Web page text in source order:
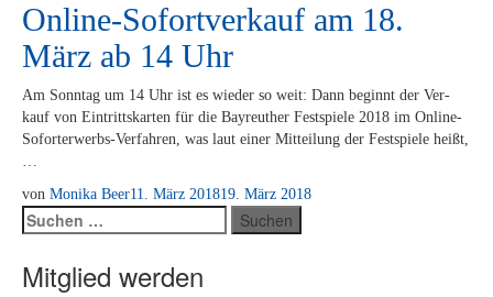
Online-Sofortverkauf am 18.
März ab 14 Uhr
Am Sonn­tag um 14 Uhr ist es wie­der so weit: Dann be­ginnt der Ver­
kauf von Ein­tritts­kar­ten für die Bay­reu­ther Fest­spie­le 2018 im On­­li­ne-
So­­for­t­er­­werbs-Ver­­­fah­­ren, was laut ei­ner Mit­tei­lung der Fest­spie­le heißt,
…
von Monika Beer11. März 201819. März 2018
Suchen
nach:
Mitglied werden